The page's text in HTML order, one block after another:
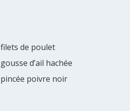
filets de poulet
gousse d’ail hachée
pincée poivre noir